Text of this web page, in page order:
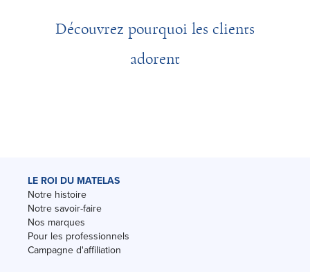
Découvrez pourquoi les clients
adorent
LE ROI DU MATELAS
Notre histoire
Notre savoir-faire
Nos marques
Pour les professionnels
Campagne d'affiliation